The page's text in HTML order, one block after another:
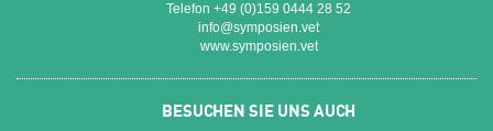
Telefon +49 (0)159 0444 28 52
info@symposien.vet
www.symposien.vet
BESUCHEN SIE UNS AUCH